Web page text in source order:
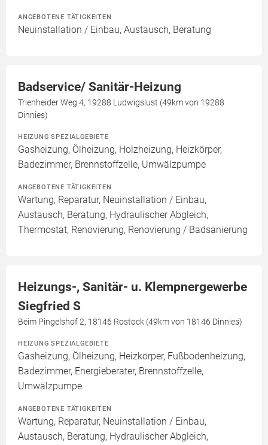
ANGEBOTENE TÄTIGKEITEN
Neuinstallation / Einbau, Austausch, Beratung
Badservice/ Sanitär-Heizung
Trienheider Weg 4, 19288 Ludwigslust (49km von 19288
Dinnies)
HEIZUNG SPEZIALGEBIETE
Gasheizung, Ölheizung, Holzheizung, Heizkörper,
Badezimmer, Brennstoffzelle, Umwälzpumpe
ANGEBOTENE TÄTIGKEITEN
Wartung, Reparatur, Neuinstallation / Einbau,
Austausch, Beratung, Hydraulischer Abgleich,
Thermostat, Renovierung, Renovierung / Badsanierung
Heizungs-, Sanitär- u. Klempnergewerbe
Siegfried S
Beim Pingelshof 2, 18146 Rostock (49km von 18146 Dinnies)
HEIZUNG SPEZIALGEBIETE
Gasheizung, Ölheizung, Heizkörper, Fußbodenheizung,
Badezimmer, Energieberater, Brennstoffzelle,
Umwälzpumpe
ANGEBOTENE TÄTIGKEITEN
Wartung, Reparatur, Neuinstallation / Einbau,
Austausch, Beratung, Hydraulischer Abgleich,